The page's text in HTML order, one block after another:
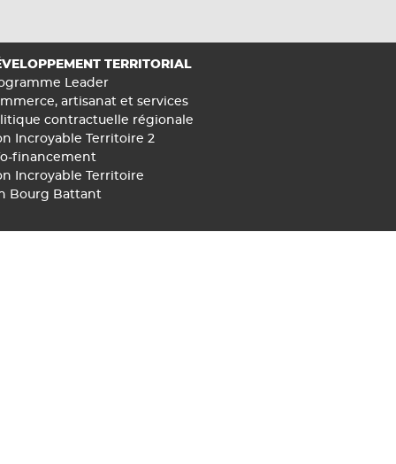
TERRITORIAL
Leader
artisanat et services
contractuelle régionale
Incroyable Territoire 2
financement
Incroyable Territoire
Bourg Battant